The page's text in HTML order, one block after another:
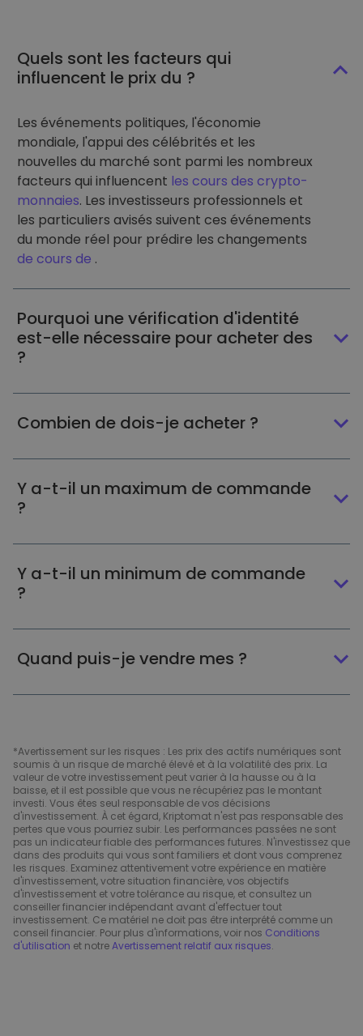
Quels sont les facteurs qui
influencent le prix du ?
Les événements politiques, l'économie
mondiale, l'appui des célébrités et les
nouvelles du marché sont parmi les nombreux
facteurs qui influencent les cours des crypto-
monnaies. Les investisseurs professionnels et
les particuliers avisés suivent ces événements
du monde réel pour prédire les changements
de cours de .
Pourquoi une vérification d'identité
est-elle nécessaire pour acheter des
?
Combien de dois-je acheter ?
Y a-t-il un maximum de commande
?
Y a-t-il un minimum de commande
?
Quand puis-je vendre mes ?
*Avertissement sur les risques : Les prix des actifs numériques sont
soumis à un risque de marché élevé et à la volatilité des prix. La
valeur de votre investissement peut varier à la hausse ou à la
baisse, et il est possible que vous ne récupériez pas le montant
investi. Vous êtes seul responsable de vos décisions
d'investissement. À cet égard, Kriptomat n'est pas responsable des
pertes que vous pourriez subir. Les performances passées ne sont
pas un indicateur fiable des performances futures. N'investissez que
dans des produits qui vous sont familiers et dont vous comprenez
les risques. Examinez attentivement votre expérience en matière
d'investissement, votre situation financière, vos objectifs
d'investissement et votre tolérance au risque, et consultez un
conseiller financier indépendant avant d'effectuer tout
investissement. Ce matériel ne doit pas être interprété comme un
conseil financier. Pour plus d'informations, voir nos Conditions
d'utilisation et notreAvertissement relatif aux risques.